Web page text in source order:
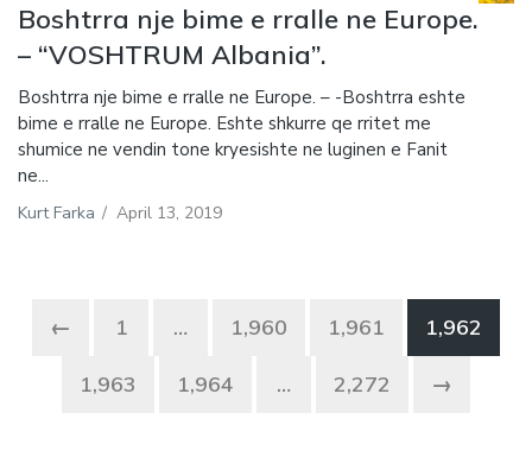
Boshtrra nje bime e rralle ne Europe.
– “VOSHTRUM Albania”.
Boshtrra nje bime e rralle ne Europe. – -Boshtrra eshte
bime e rralle ne Europe. Eshte shkurre qe rritet me
shumice ne vendin tone kryesishte ne luginen e Fanit
ne...
Kurt Farka / April 13, 2019
← 1 … 1,960 1,961 1,962
1,963 1,964 … 2,272 →